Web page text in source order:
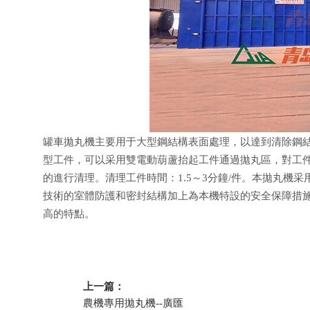
罐車拋丸機主要用于大型鋼結構表面處理，以達到清除
型工件，可以采用雙電動葫蘆抬起工件通過拋丸區，對
的進行清理。清理工件時間：1.5～3分鐘/件。本拋丸機
技術的室體防護和密封結構加上為本機特設的安全保障
高的特點。
上一篇：
農機專用拋丸機--廣匯